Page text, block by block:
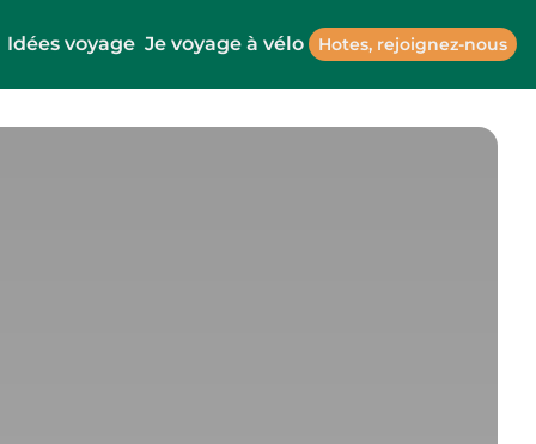
Idées voyage Je voyage à vélo Hotes, rejoignez-nous